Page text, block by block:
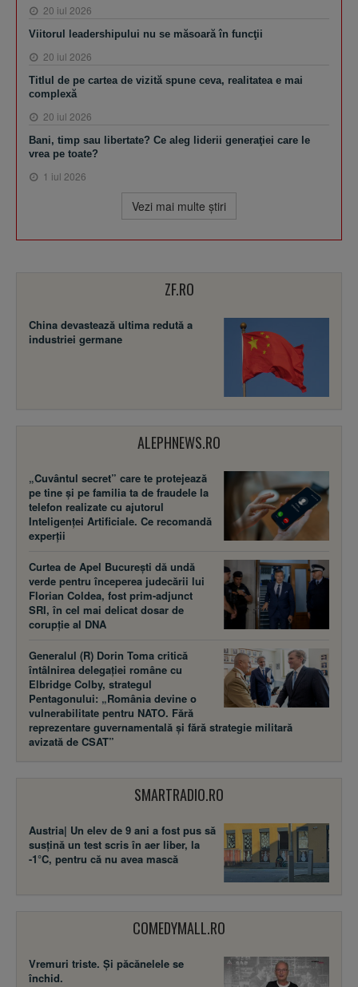
20 iul 2026
Viitorul leadershipului nu se măsoară în funcţii
20 iul 2026
Titlul de pe cartea de vizită spune ceva, realitatea e mai
complexă
20 iul 2026
Bani, timp sau libertate? Ce aleg liderii generaţiei care le
vrea pe toate?
1 iul 2026
Vezi mai multe ştiri
ZF.RO
China devastează ultima redută a
industriei germane
ALEPHNEWS.RO
„Cuvântul secret” care te protejează
pe tine și pe familia ta de fraudele la
telefon realizate cu ajutorul
Inteligenței Artificiale. Ce recomandă
experții
Curtea de Apel București dă undă
verde pentru începerea judecării lui
Florian Coldea, fost prim-adjunct
SRI, în cel mai delicat dosar de
corupție al DNA
Generalul (R) Dorin Toma critică
întâlnirea delegației române cu
Elbridge Colby, strategul
Pentagonului: „România devine o
vulnerabilitate pentru NATO. Fără
reprezentare guvernamentală și fără strategie militară
avizată de CSAT”
SMARTRADIO.RO
Austria| Un elev de 9 ani a fost pus să
susţină un test scris în aer liber, la
-1°C, pentru că nu avea mască
COMEDYMALL.RO
Vremuri triste. Şi păcănelele se
închid.